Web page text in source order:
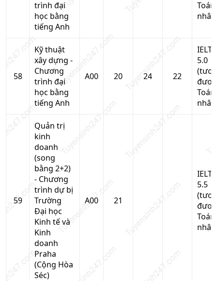
trình đại
học bằng
tiếng Anh
Toán
58
Kỹ thuật
xây dựng -
Chương
trình đại
học bằng
tiếng Anh
A00 20 24 22
5.0
Toán
59
Quản trị
kinh
doanh
(song
bằng 2+2)
- Chương
trình dự bị
Trường
Đại học
Kinh tế và
Kinh
doanh
Praha
(Cộng Hòa
Séc)
A00 21
5.5
Toán